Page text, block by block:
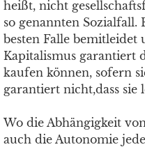
heißt, nicht
so genannten
besten Falle
Kapitalismus garantiert
kaufen können, sofern
garantiert nicht,dass sie
Wo die Abhängigkeit
auch die Autonomie